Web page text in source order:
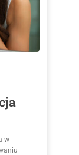
w